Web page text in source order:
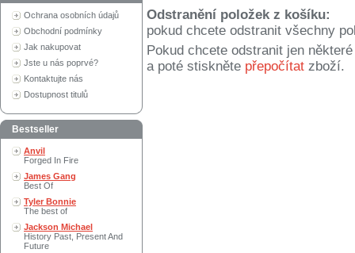
Ochrana osobních údajů
Obchodní podmínky
Jak nakupovat
Jste u nás poprvé?
Kontaktujte nás
Dostupnost titulů
Bestseller
Anvil
Forged In Fire
James Gang
Best Of
Tyler Bonnie
The best of
Jackson Michael
History Past, Present And
Future
Odstranění položek z košíku:
pokud chcete odstranit všechny
Pokud chcete odstranit jen
a poté stiskněte přepočítat zboží.